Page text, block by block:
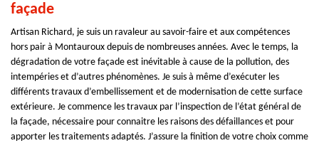
façade
Artisan Richard, je suis un ravaleur au savoir-faire et aux compétences
hors pair à Montauroux depuis de nombreuses années. Avec le temps, la
dégradation de votre façade est inévitable à cause de la pollution, des
intempéries et d’autres phénomènes. Je suis à même d’exécuter les
différents travaux d’embellissement et de modernisation de cette surface
extérieure. Je commence les travaux par l’inspection de l’état général de
la façade, nécessaire pour connaitre les raisons des défaillances et pour
apporter les traitements adaptés. J’assure la finition de votre choix comme